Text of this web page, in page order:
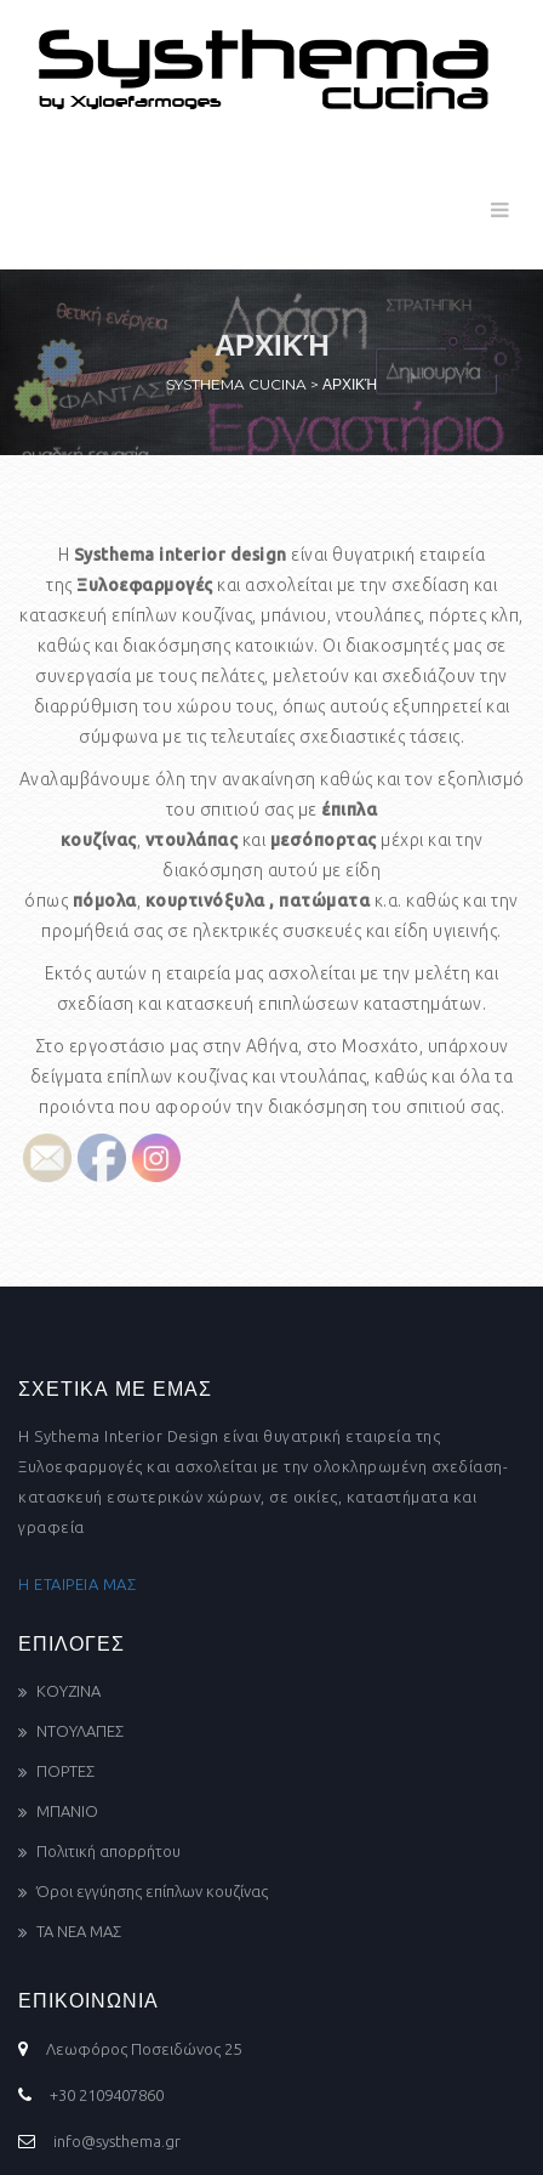
ΑΡΧΙΚΉ
SYSTHEMA CUCINA > ΑΡΧΙΚΉ
Η Systhema interior design είναι θυγατρική εταιρεία
της Ξυλοεφαρμογές και ασχολείται με την σχεδίαση και
κατασκευή επίπλων κουζίνας, μπάνιου, ντουλάπες, πόρτες κλπ,
καθώς και διακόσμησης κατοικιών. Οι διακοσμητές μας σε
συνεργασία με τους πελάτες, μελετούν και σχεδιάζουν την
διαρρύθμιση του χώρου τους, όπως αυτούς εξυπηρετεί και
σύμφωνα με τις τελευταίες σχεδιαστικές τάσεις.
Αναλαμβάνουμε όλη την ανακαίνηση καθώς και τον εξοπλισμό
του σπιτιού σας με έπιπλα
κουζίνας, ντουλάπαςκαι μεσόπορταςμέχρι και την
διακόσμηση αυτού με είδη
όπως πόμολα, κουρτινόξυλα , πατώματακ.α. καθώς και την
προμήθειά σας σε ηλεκτρικές συσκευές και είδη υγιεινής.
Εκτός αυτών η εταιρεία μας ασχολείται με την μελέτη και
σχεδίαση και κατασκευή επιπλώσεων καταστημάτων.
Στο εργοστάσιο μας στην Αθήνα, στο Μοσχάτο, υπάρχουν
δείγματα επίπλων κουζίνας και ντουλάπας, καθώς και όλα τα
προιόντα που αφορούν την διακόσμηση του σπιτιού σας.
ΣΧΕΤΙΚΑ ΜΕ ΕΜΑΣ
Η Sythema Interior Design είναι θυγατρική εταιρεία της
Ξυλοεφαρμογές και ασχολείται με την ολοκληρωμένη σχεδίαση-
κατασκευή εσωτερικών χώρων, σε οικίες, καταστήματα και
γραφεία
Η ΕΤΑΙΡΕΙΑ ΜΑΣ
ΕΠΙΛΟΓΕΣ
ΚΟΥΖΙΝΑ
ΝΤΟΥΛΑΠΕΣ
ΠΟΡΤΕΣ
ΜΠΑΝΙΟ
Πολιτική απορρήτου
Όροι εγγύησης επίπλων κουζίνας
ΤΑ ΝΕΑ ΜΑΣ
ΕΠΙΚΟΙΝΩΝΙΑ
Λεωφόρος Ποσειδώνος 25
+30 2109407860
info@systhema.gr